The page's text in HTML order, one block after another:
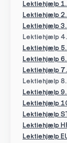
Lektiehjælp
Lektiehjælp
Lektiehjælp
Lektiehjælp
Lektiehjælp
Lektiehjælp
Lektiehjælp
Lektiehjælp
Lektiehjælp
Lektiehjælp
Lektiehjælp
Lektiehjælp
Lektiehjælp